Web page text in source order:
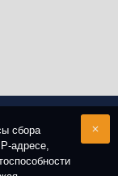
сбора
адресе,